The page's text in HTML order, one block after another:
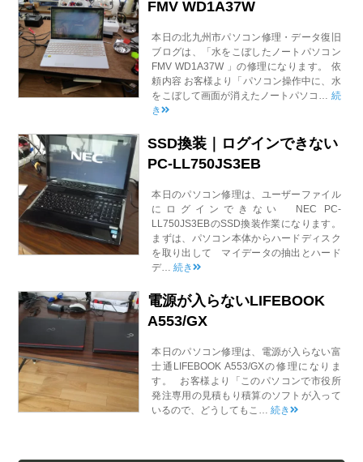
FMV WD1A37W
本日の北九州市パソコン修理・データ復旧
ブログは、「水をこぼしたノートパソコン
FMV WD1A37W 」の修理になります。 依
頼内容 お客様より「パソコン操作中に、水
をこぼして画面が消えたノートパソコ… 続
き
SSD換装｜ログインできない
PC-LL750JS3EB
本日のパソコン修理は、ユーザーファイル
にログインできない NEC PC-
LL750JS3EBのSSD換装作業になります。
まずは、パソコン本体からハードディスク
を取り出して マイデータの抽出とハード
デ…続き
電源が入らないLIFEBOOK
A553/GX
本日のパソコン修理は、電源が入らない富
士通LIFEBOOK A553/GXの修理になりま
す。 お客様より「このパソコンで市役所
発注専用の見積もり積算のソフトが入って
いるので、どうしてもこ…続き